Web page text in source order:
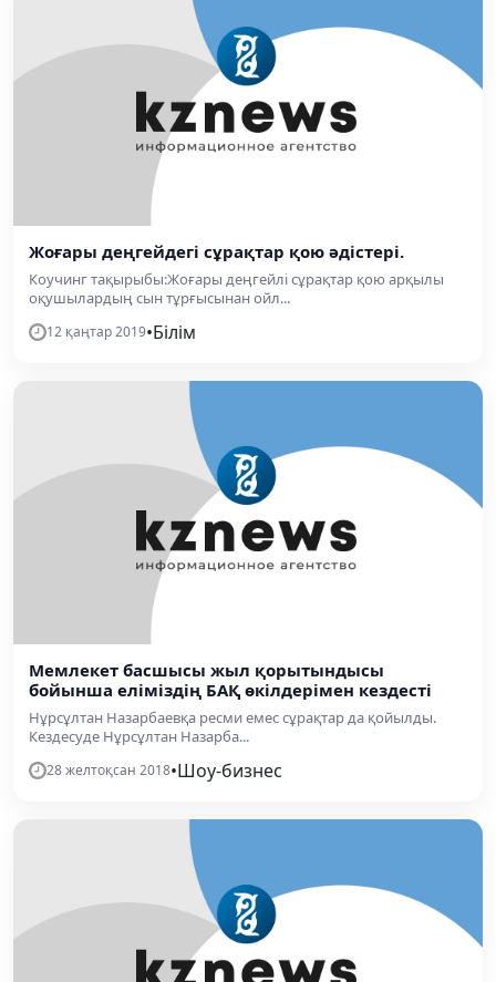
Жоғары деңгейдегі сұрақтар қою әдістері.
Коучинг тақырыбы:Жоғары деңгейлі сұрақтар қою арқылы
оқушылардың сын тұрғысынан ойл...
12 қаңтар 2019•Білім
Мемлекет басшысы жыл қорытындысы
бойынша еліміздің БАҚ өкілдерімен кездесті
Нұрсұлтан Назарбаевқа ресми емес сұрақтар да қойылды.
Кездесуде Нұрсұлтан Назарба...
28 желтоқсан 2018•Шоу-бизнес